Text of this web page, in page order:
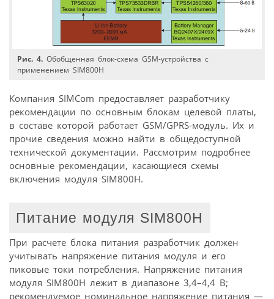
Рис. 4. Обобщенная блок-схема GSM-устройства c
применением SIM800H
Компания SIMCom предоставляет разработчику
рекомендации по основным блокам целевой платы,
в составе которой работает GSM/GPRS-модуль. Их и
прочие сведения можно найти в общедоступной
технической документации. Рассмотрим подробнее
основные рекомендации, касающиеся схемы
включения модуля SIM800H.
Питание модуля SIM800H
При расчете блока питания разработчик должен
учитывать напряжение питания модуля и его
пиковые токи потребления. Напряжение питания
модуля SIM800H лежит в диапазоне 3,4–4,4 В;
рекомендуемое номинальное напряжение питания —